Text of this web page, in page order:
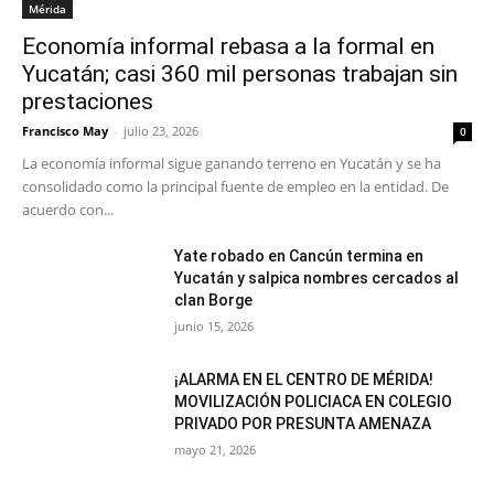
Mérida
Economía informal rebasa a la formal en
Yucatán; casi 360 mil personas trabajan sin
prestaciones
Francisco May - julio 23, 2026 0
La economía informal sigue ganando terreno en Yucatán y se ha
consolidado como la principal fuente de empleo en la entidad. De
acuerdo con...
Yate robado en Cancún termina en
Yucatán y salpica nombres cercados al
clan Borge
junio 15, 2026
¡ALARMA EN EL CENTRO DE MÉRIDA!
MOVILIZACIÓN POLICIACA EN COLEGIO
PRIVADO POR PRESUNTA AMENAZA
mayo 21, 2026